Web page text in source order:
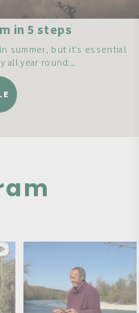
in 5 steps
summer, but it's essential
all year round:...